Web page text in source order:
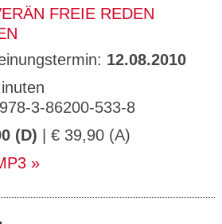
FREIE REDEN
12.08.2010
3-86200-533-8
(D) | € 39,90 (A)